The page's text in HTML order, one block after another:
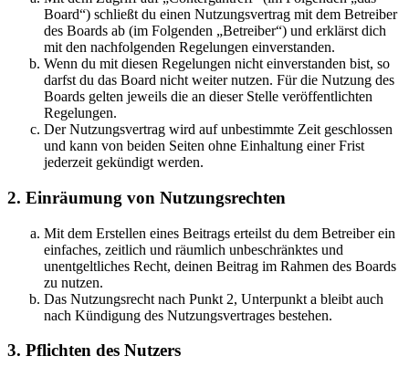
Board“) schließt du einen Nutzungsvertrag mit dem Betreiber
des Boards ab (im Folgenden „Betreiber“) und erklärst dich
mit den nachfolgenden Regelungen einverstanden.
Wenn du mit diesen Regelungen nicht einverstanden bist, so
darfst du das Board nicht weiter nutzen. Für die Nutzung des
Boards gelten jeweils die an dieser Stelle veröffentlichten
Regelungen.
Der Nutzungsvertrag wird auf unbestimmte Zeit geschlossen
und kann von beiden Seiten ohne Einhaltung einer Frist
jederzeit gekündigt werden.
2. Einräumung von Nutzungsrechten
Mit dem Erstellen eines Beitrags erteilst du dem Betreiber ein
einfaches, zeitlich und räumlich unbeschränktes und
unentgeltliches Recht, deinen Beitrag im Rahmen des Boards
zu nutzen.
Das Nutzungsrecht nach Punkt 2, Unterpunkt a bleibt auch
nach Kündigung des Nutzungsvertrages bestehen.
3. Pflichten des Nutzers